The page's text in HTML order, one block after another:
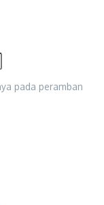
pada peramban